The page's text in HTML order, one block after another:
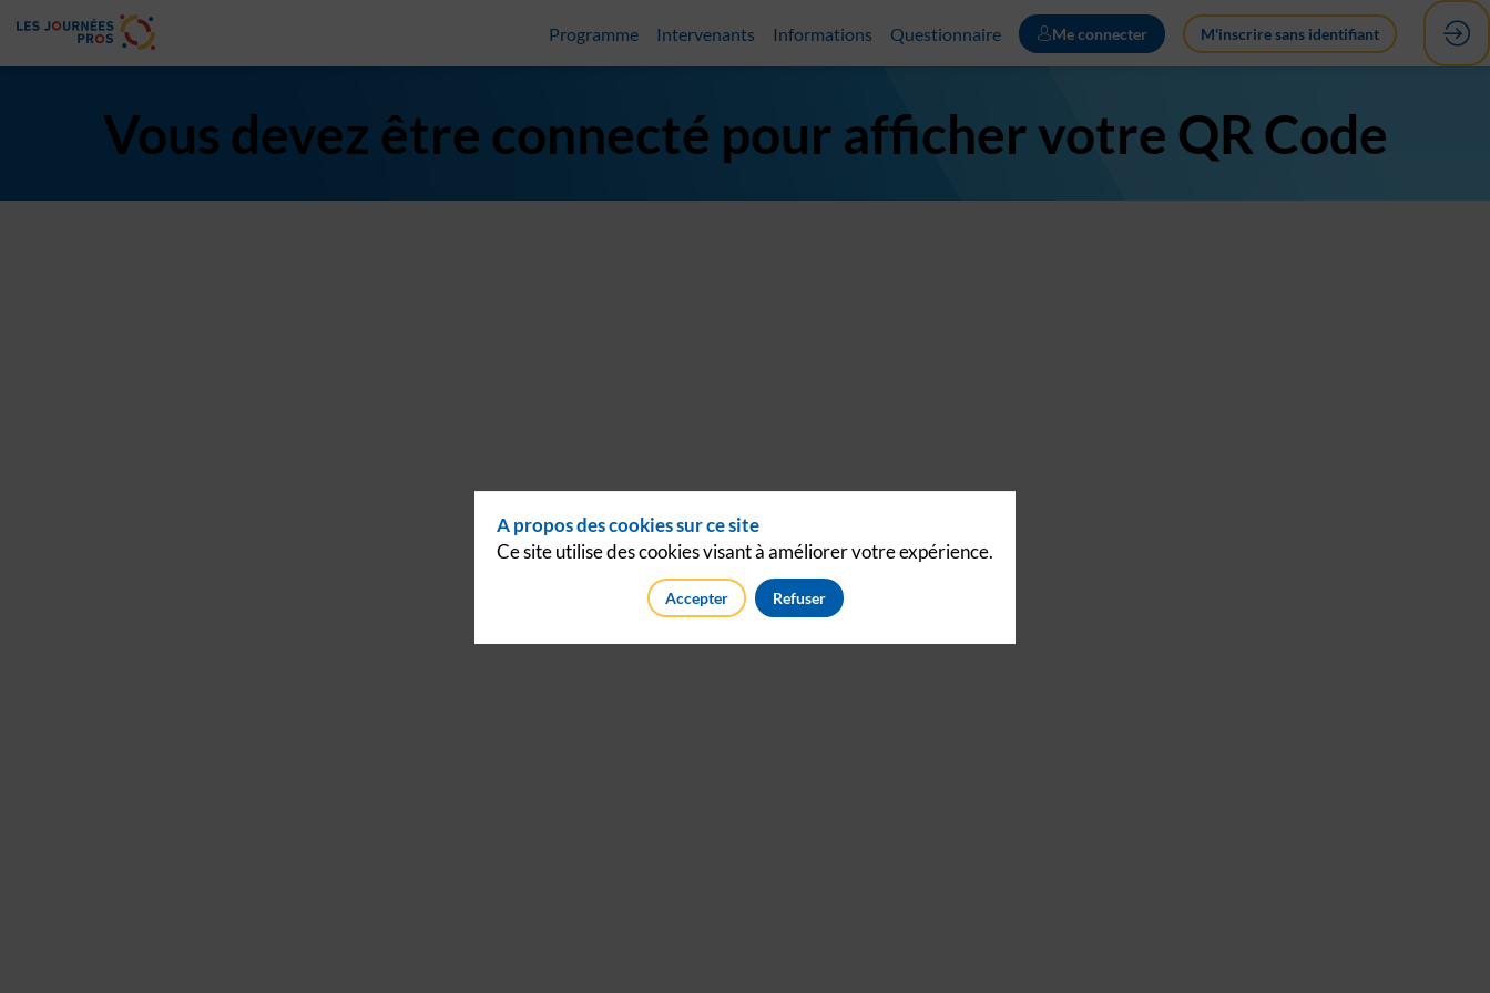
Programme Intervenants Informations Questionnaire Me connecter M'inscrire sans identifiant
Vous devez être connecté pour afficher votre QR Code
A propos des cookies sur ce site
Ce site utilise des cookies visant à améliorer votre expérience.
Accepter Refuser